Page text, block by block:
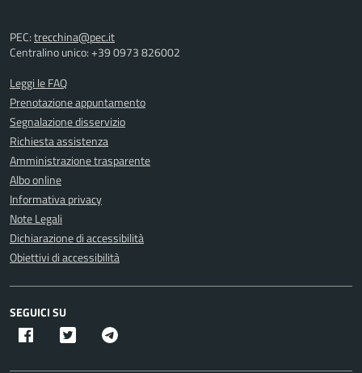
PEC:trecchina@pec.it
Centralino unico: +39 0973 826002
Leggi le FAQ
Prenotazione appuntamento
Segnalazione disservizio
Richiesta assistenza
Amministrazione trasparente
Albo online
Informativa privacy
Note Legali
Dichiarazione di accessibilità
Obiettivi di accessibilità
SEGUICI SU
Facebook Twitter X